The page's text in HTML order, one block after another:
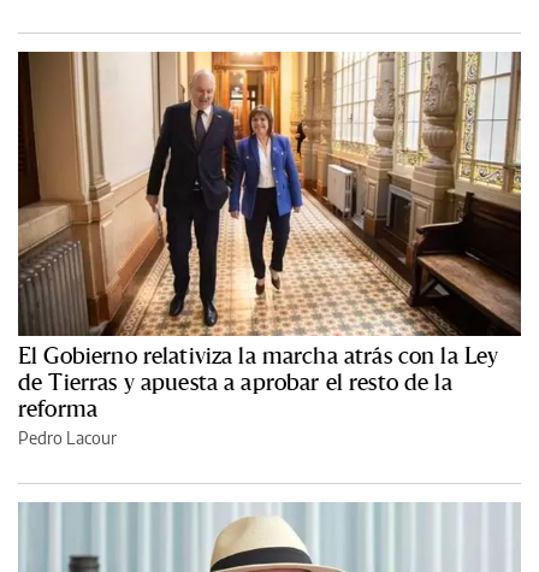
El Gobierno relativiza la marcha atrás con la Ley
de Tierras y apuesta a aprobar el resto de la
reforma
Pedro Lacour